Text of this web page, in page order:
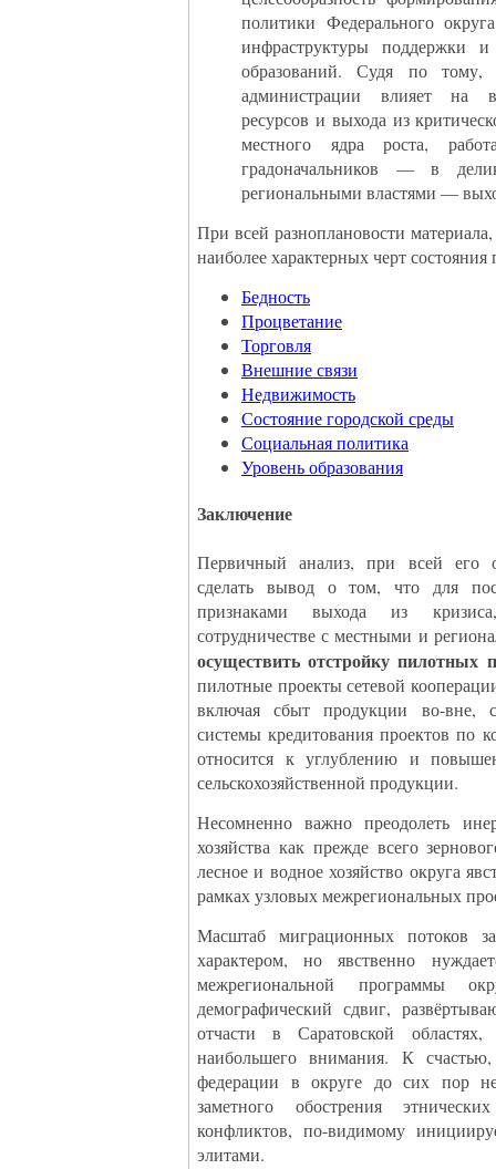
политики Федерального
инфраструктуры поддержки
образований. Судя по тому,
администрации влияет на
ресурсов и выхода из
местного ядра роста,
градоначальников — в
региональными властями —
При всей разноплановости
наиболее характерных черт состояния
Бедность
Процветание
Торговля
Внешние связи
Недвижимость
Состояние городской среды
Социальная политика
Уровень образования
Заключение
Первичный анализ, при всей его
сделать вывод о том, что для
признаками выхода из
сотрудничестве с местными и
осуществить отстройку пилотных
пилотные проекты сетевой
включая сбыт продукции во-вне,
системы кредитования проектов по
относится к углублению и
сельскохозяйственной продукции.
Несомненно важно преодолеть
хозяйства как прежде всего
лесное и водное хозяйство округа
рамках узловых межрегиональных
Масштаб миграционных потоков
характером, но явственно
межрегиональной программы
демографический сдвиг,
отчасти в Саратовской
наибольшего внимания. К
федерации в округе до сих пор не
заметного обострения
конфликтов, по-видимому
элитами.